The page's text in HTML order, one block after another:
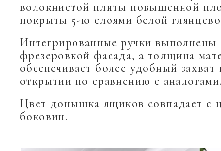
волокнистой плиты повышенной
покрыты 5-ю слоями белой
Интегрированные ручки выполнены
фрезеровкой фасада, а толщина
обеспечивает более удобный захват
открытии по сравнению с
Цвет донышка ящиков совпадает с
боковин.